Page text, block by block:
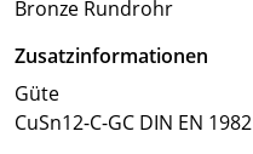
Bronze Rundrohr
Zusatzinformationen
Güte
CuSn12-C-GC DIN EN 1982